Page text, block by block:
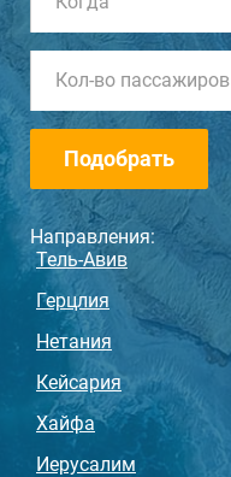
Кол-во пассажиров
Подобрать
Направления:
Тель-Авив
Герцлия
Нетания
Кейсария
Хайфа
Иерусалим